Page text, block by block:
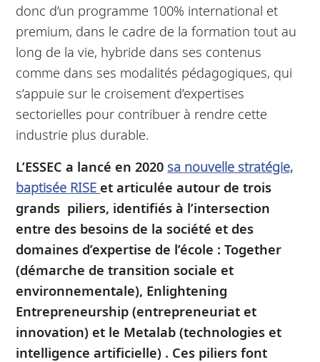
donc d’un programme 100% international et
premium, dans le cadre de la formation tout au
long de la vie, hybride dans ses contenus
comme dans ses modalités pédagogiques, qui
s’appuie sur le croisement d’expertises
sectorielles pour contribuer à rendre cette
industrie plus durable.
L’ESSEC a lancé en 2020sa nouvelle stratégie,
baptisée RISE et articulée autour de trois
grands piliers, identifiés à l’intersection
entre des besoins de la société et des
domaines d’expertise de l’école : Together
(démarche de transition sociale et
environnementale), Enlightening
Entrepreneurship (entrepreneuriat et
innovation) et le Metalab (technologies et
intelligence artificielle) . Ces piliers font